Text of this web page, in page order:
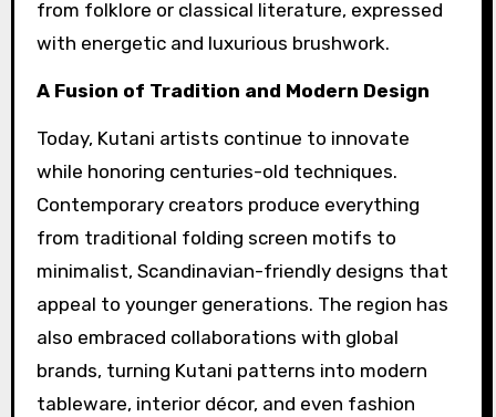
from folklore or classical literature, expressed
with energetic and luxurious brushwork.
A Fusion of Tradition and Modern Design
Today, Kutani artists continue to innovate
while honoring centuries-old techniques.
Contemporary creators produce everything
from traditional folding screen motifs to
minimalist, Scandinavian-friendly designs that
appeal to younger generations. The region has
also embraced collaborations with global
brands, turning Kutani patterns into modern
tableware, interior décor, and even fashion